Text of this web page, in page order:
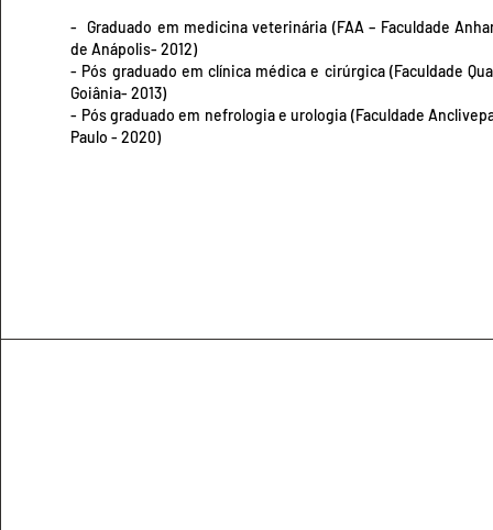
- Graduado em medicina veterinária (FAA – Faculdade
de Anápolis- 2012)
- Pós graduado em clínica médica e cirúrgica (Faculdade
Goiânia- 2013)
- Pós graduado em nefrologia e urologia (Faculdade
Paulo - 2020)